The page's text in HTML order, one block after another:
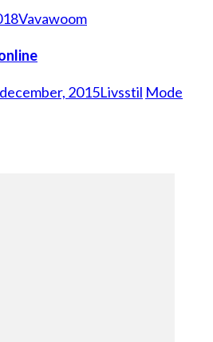
Vavawoom
2015Livsstil Mode